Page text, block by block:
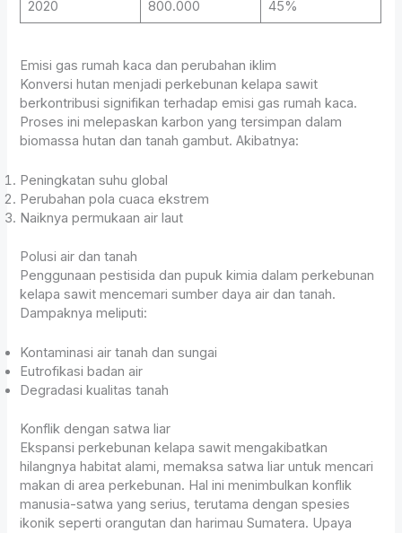
2020 800.000 45%
Emisi gas rumah kaca dan perubahan iklim
Konversi hutan menjadi perkebunan kelapa sawit
berkontribusi signifikan terhadap emisi gas rumah kaca.
Proses ini melepaskan karbon yang tersimpan dalam
biomassa hutan dan tanah gambut. Akibatnya:
Peningkatan suhu global
Perubahan pola cuaca ekstrem
Naiknya permukaan air laut
Polusi air dan tanah
Penggunaan pestisida dan pupuk kimia dalam perkebunan
kelapa sawit mencemari sumber daya air dan tanah.
Dampaknya meliputi:
Kontaminasi air tanah dan sungai
Eutrofikasi badan air
Degradasi kualitas tanah
Konflik dengan satwa liar
Ekspansi perkebunan kelapa sawit mengakibatkan
hilangnya habitat alami, memaksa satwa liar untuk mencari
makan di area perkebunan. Hal ini menimbulkan konflik
manusia-satwa yang serius, terutama dengan spesies
ikonik seperti orangutan dan harimau Sumatera. Upaya